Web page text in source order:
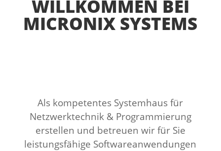
WILLKOMMEN BEI
MICRONIX SYSTEMS
Als kompetentes Systemhaus für
Netzwerktechnik & Programmierung
erstellen und betreuen wir für Sie
leistungsfähige Softwareanwendungen